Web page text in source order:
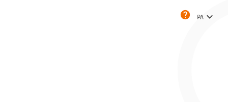
help PA keyboard_arrow_down